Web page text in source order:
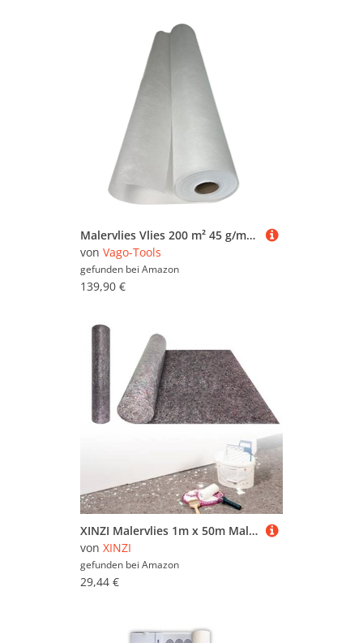
Malervlies Vlies 200 m² 45 g/m² Glasfaservlies Anstrichvlies Schutzvlies Tapete
von Vago-Tools
gefunden bei Amazon
139,90 €
XINZI Malervlies 1m x 50m Malerfliesrolle Abdeckvlies mit PE Beschichtung, Anti-Rutsch Schutzvlies Schutzvlies Abdeckfolie für Malerarbeiten, 180g Abdeckflies auf Rolle (1 Rollen, 50m²)
von XINZI
gefunden bei Amazon
29,44 €